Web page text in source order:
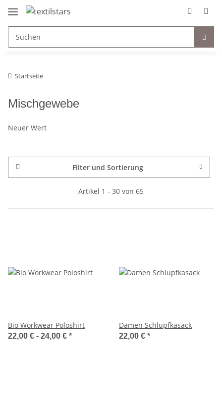
Startseite
Mischgewebe
Neuer Wert
Filter und Sortierung
Artikel 1 - 30 von 65
Bio Workwear Poloshirt
22,00 € - 24,00 € *
Damen Schlupfkasack
22,00 € *